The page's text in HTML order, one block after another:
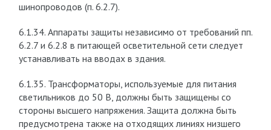
шинопроводов (п. 6.2.7).
6.1.34. Аппараты защиты независимо от требований пп.
6.2.7 и 6.2.8 в питающей осветительной сети следует
устанавливать на вводах в здания.
6.1.35. Трансформаторы, используемые для питания
светильников до 50 В, должны быть защищены со
стороны высшего напряжения. Защита должна быть
предусмотрена также на отходящих линиях низшего